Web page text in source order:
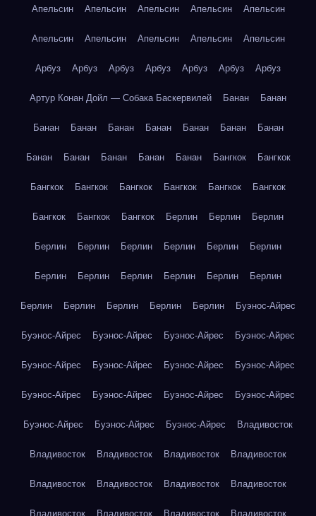
Апельсин Апельсин Апельсин Апельсин Апельсин
Апельсин Апельсин Апельсин Апельсин Апельсин
Арбуз Арбуз Арбуз Арбуз Арбуз Арбуз Арбуз
Артур Конан Дойл — Собака Баскервилей Банан Банан
Банан Банан Банан Банан Банан Банан Банан
Банан Банан Банан Банан Банан Бангкок Бангкок
Бангкок Бангкок Бангкок Бангкок Бангкок Бангкок
Бангкок Бангкок Бангкок Берлин Берлин Берлин
Берлин Берлин Берлин Берлин Берлин Берлин
Берлин Берлин Берлин Берлин Берлин Берлин
Берлин Берлин Берлин Берлин Берлин Буэнос-Айрес
Буэнос-Айрес Буэнос-Айрес Буэнос-Айрес Буэнос-Айрес
Буэнос-Айрес Буэнос-Айрес Буэнос-Айрес Буэнос-Айрес
Буэнос-Айрес Буэнос-Айрес Буэнос-Айрес Буэнос-Айрес
Буэнос-Айрес Буэнос-Айрес Буэнос-Айрес Владивосток
Владивосток Владивосток Владивосток Владивосток
Владивосток Владивосток Владивосток Владивосток
Владивосток Владивосток Владивосток Владивосток